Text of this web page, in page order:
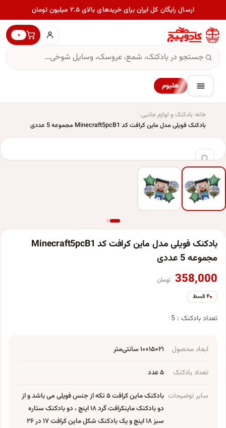
ارسال رایگان کل ایران برای خریدهای بالای ۲.۵ میلیون تومان
۰
هلیوم
خانه بادکنک و لوازم جانبی
بادکنک فویلی مدل ماین کرافت کد Minecraft5pcB1 مجموعه 5 عددی
بادکنک فویلی مدل ماین کرافت کد Minecraft5pcB1
مجموعه 5 عددی
358,000 تومان
۴ قسط
تعداد بادکنک : 5
ابعاد محصول ۲۱×۱۵×۱۰ سانتی‌متر
تعداد بادکنک ۵ عدد
سایر توضیحات
بادکنک ماین کرافت ۵ تکه از جنس فویلی می باشد و از
دو بادکنک ماینکرافت گرد ۱۸ اینچ ، دو بادکنک ستاره
سبز ۱۸ اینچ و یک بادکنک شکل ماین کرافت ۱۷ در ۲۶